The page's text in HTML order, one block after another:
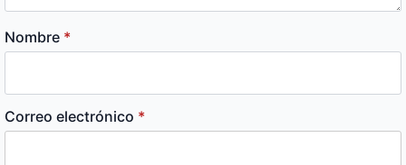
Nombre *
Correo electrónico *